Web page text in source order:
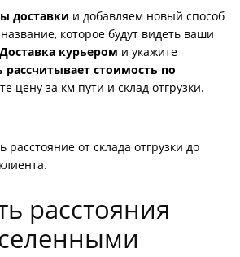
доставки и добавляем новый способ
которое будут видеть ваши
Доставка курьером и укажите
рассчитывает стоимость по
цену за км пути и склад отгрузки.
расстояние от склада отгрузки до
расстояния